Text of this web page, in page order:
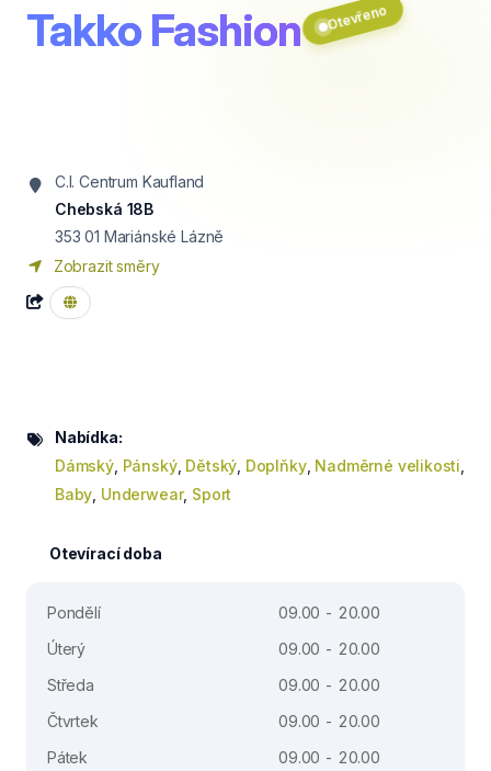
Takko Fashion Otevřeno
C.I. Centrum Kaufland
Chebská 18B
353 01 Mariánské Lázně
Zobrazit směry
Nabídka:
Dámský, Pánský, Dětský Doplňky, Nadměrné velikosti
Baby Underwear, Sport
Otevírací doba
Pondělí
09.00 - 20.00
Úterý
09.00 - 20.00
Středa
09.00 - 20.00
Čtvrtek
09.00 - 20.00
Pátek
09.00 - 20.00